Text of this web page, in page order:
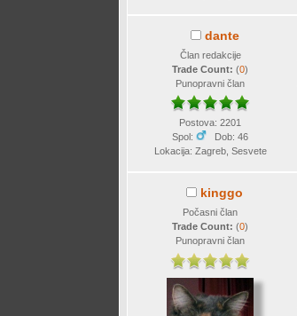
dante
Član redakcije
Trade Count:(0)
Punopravni član
Postova: 2201
Spol:
Dob: 46
Lokacija: Zagreb, Sesvete
kinggo
Počasni član
Trade Count:(0)
Punopravni član